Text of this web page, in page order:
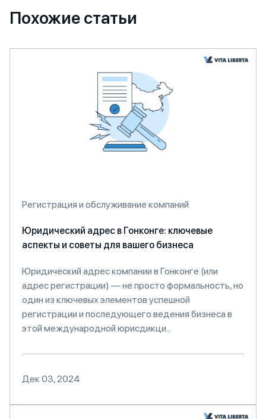
Похожие статьи
Регистрация и обслуживание компаний
Юридический адрес в Гонконге: ключевые
аспекты и советы для вашего бизнеса
Юридический адрес компании в Гонконге (или
адрес регистрации) — не просто формальность, но
один из ключевых элементов успешной
регистрации и последующего ведения бизнеса в
этой международной юрисдикци...
Дек 03, 2024